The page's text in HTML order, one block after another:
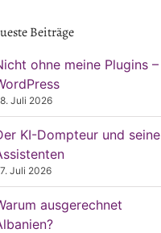
Beiträge
ohne meine Plugins –
Juli 2026
KI-Dompteur und seine
Juli 2026
ausgerechnet